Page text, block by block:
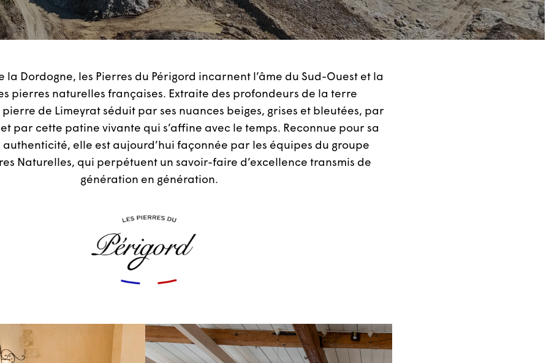
la Dordogne, les Pierres du Périgord incarnent l’âme du Sud-Ouest et la
pierres naturelles françaises. Extraite des profondeurs de la terre
de Limeyrat séduit par ses nuances beiges, grises et bleutées, par
par cette patine vivante qui s’affine avec le temps. Reconnue pour sa
authenticité, elle est aujourd’hui façonnée par les équipes du groupe
Naturelles, qui perpétuent un savoir-faire d’excellence transmis de
génération en génération.